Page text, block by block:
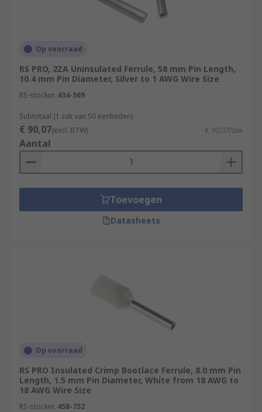
Op voorraad
RS PRO, 2ZA Uninsulated Ferrule, 58 mm Pin Length,
10.4 mm Pin Diameter, Silver to 1 AWG Wire Size
RS-stocknr. 434-569
Subtotaal (1 zak van 50 eenheden)
€ 90,07(excl. BTW) € 90,07/zak
Aantal
Toevoegen
Datasheets
Op voorraad
RS PRO Insulated Crimp Bootlace Ferrule, 8.0 mm Pin
Length, 1.5 mm Pin Diameter, White from 18 AWG to
18 AWG Wire Size
RS-stocknr. 458-752